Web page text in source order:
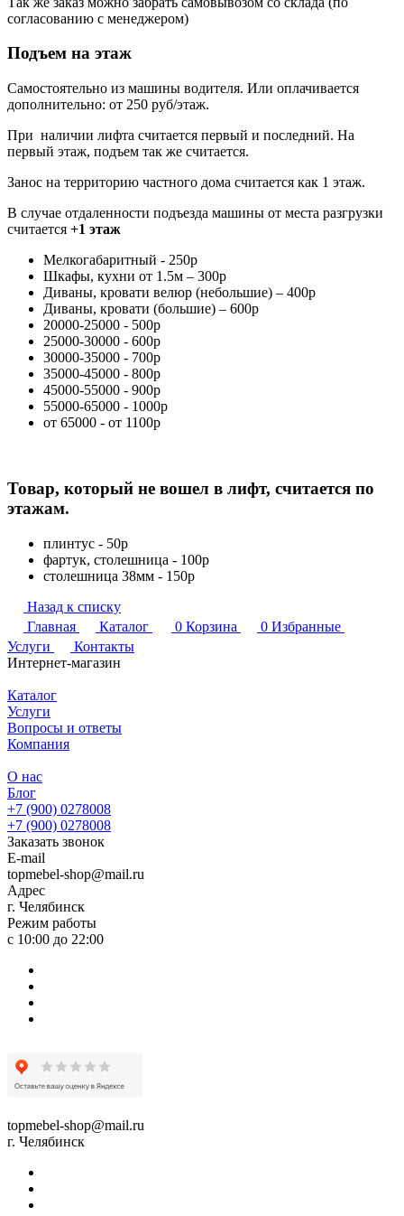
согласованию с менеджером)
Подъем на этаж
Самостоятельно из машины водителя. Или оплачивается
дополнительно: от 250 руб/этаж.
При наличии лифта считается первый и последний. На
первый этаж, подъем так же считается.
Занос на территорию частного дома считается как 1 этаж.
В случае отдаленности подъезда машины от места разгрузки
считается +1 этаж
Мелкогабаритный - 250р
Шкафы, кухни от 1.5м – 300р
Диваны, кровати велюр (небольшие) – 400р
Диваны, кровати (большие) – 600р
20000-25000 - 500р
25000-30000 - 600р
30000-35000 - 700р
35000-45000 - 800р
45000-55000 - 900р
55000-65000 - 1000р
от 65000 - от 1100р
Товар, который не вошел в лифт, считается по
этажам.
плинтус - 50р
фартук, столешница - 100р
столешница 38мм - 150р
Назад к списку
Главная
Каталог 0 Корзина 0 Избранные
Услуги
Контакты
Интернет-магазин
Каталог
Услуги
Вопросы и ответы
Компания
О нас
Блог
+7 (900) 0278008
+7 (900) 0278008
Заказать звонок
E-mail
topmebel-shop@mail.ru
Адрес
г. Челябинск
Режим работы
с 10:00 до 22:00
topmebel-shop@mail.ru
г. Челябинск